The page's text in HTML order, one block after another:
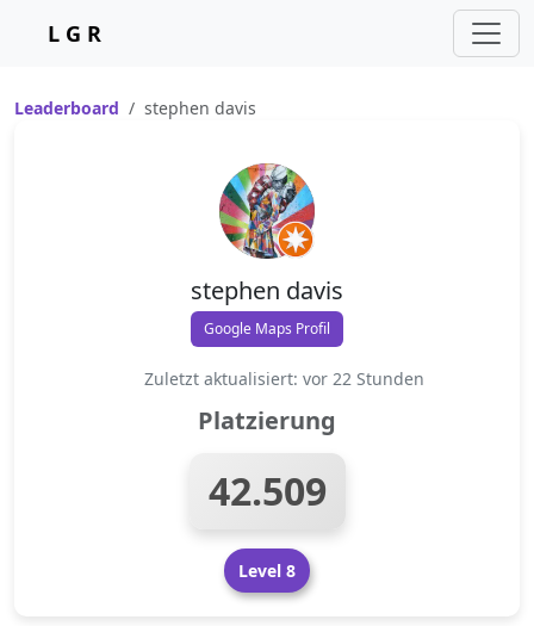
L G R
Leaderboard stephen davis
stephen davis
Google Maps Profil
Zuletzt aktualisiert: vor 22 Stunden
Platzierung
42.509
Level 8